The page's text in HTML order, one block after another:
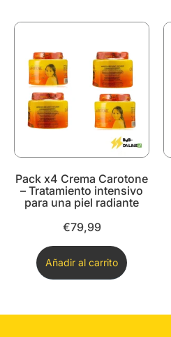
Pack x4 Crema Carotone
– Tratamiento intensivo
para una piel radiante
€79,99
Añadir al carrito